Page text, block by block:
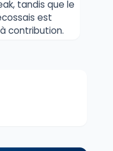
tandis que le
est
contribution.